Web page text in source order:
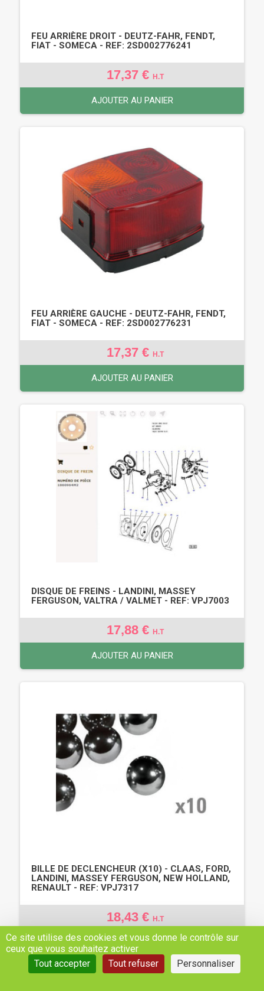
FEU ARRIÈRE DROIT - DEUTZ-FAHR, FENDT,
FIAT - SOMECA - REF: 2SD002776241
17,37 € H.T
AJOUTER AU PANIER
FEU ARRIÈRE GAUCHE - DEUTZ-FAHR, FENDT,
FIAT - SOMECA - REF: 2SD002776231
17,37 € H.T
AJOUTER AU PANIER
DISQUE DE FREINS - LANDINI, MASSEY
FERGUSON, VALTRA / VALMET - REF: VPJ7003
17,88 € H.T
AJOUTER AU PANIER
BILLE DE DECLENCHEUR (X10) - CLAAS, FORD,
LANDINI, MASSEY FERGUSON, NEW HOLLAND,
RENAULT - REF: VPJ7317
18,43 € H.T
AJOUTER AU PANIER
Ce site utilise des cookies et vous donne le contrôle sur
ceux que vous souhaitez activer
Tout accepter
Tout refuser Personnaliser